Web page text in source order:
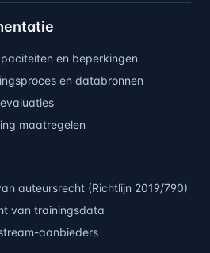
en beperkingen
en databronnen
maatregelen
auteursrecht (Richtlijn 2019/790)
van trainingsdata
aanbieders